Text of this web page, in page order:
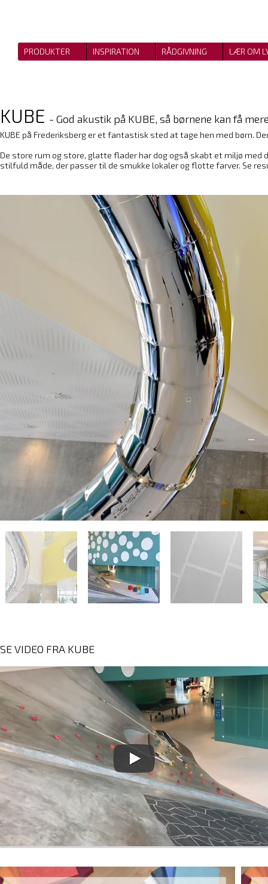
KUBE - God akustik på KUBE, så børnene kan få
KUBE på Frederiksberg er et fantastisk sted at tage hen med børn.
De store rum og store, glatte flader har dog også skabt et miljø med
stilfuld måde, der passer til de smukke lokaler og flotte farver. Se
SE VIDEO FRA KUBE
PRODUKTER INSPIRATION RÅDGIVNING LÆR OM